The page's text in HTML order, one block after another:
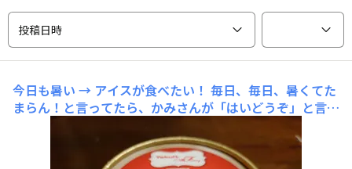
投稿日時
今日も暑い → アイスが食べたい！ 毎日、毎日、暑くてた
まらん！と言ってたら、かみさんが「はいどうぞ」と言っ
て出してくれたアイス暑くて冷たい物を欲しがりがちだけ
ど、これなら乳酸菌もたっぷり入ってそうで健康的かな〜
（笑）アイスで健康的って言うのもおかしいけど😅